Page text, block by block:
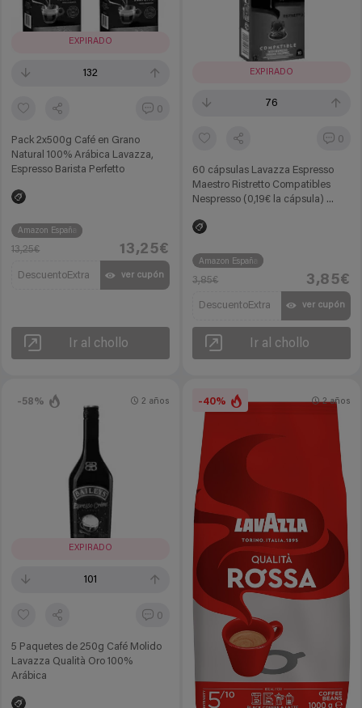
EXPIRADO
132
0
Pack 2x500g Café en Grano
Natural 100% Arábica Lavazza,
Espresso Barista Perfetto
Amazon España
13,25€ 13,25€
DescuentoExtra ver cupón
Ir al chollo
EXPIRADO
76
0
60 cápsulas Lavazza Espresso
Maestro Ristretto Compatibles
Nespresso (0,19€ la cápsula) ...
Amazon España
3,85€ 3,85€
DescuentoExtra ver cupón
Ir al chollo
-58%
EXPIRADO
101
0
5 Paquetes de 250g Café Molido
Lavazza Qualità Oro 100%
Arábica
2 años -40% 2 años